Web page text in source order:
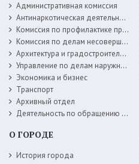
Административная комиссия
Антинаркотическая деятельность
Комиссия по профилактике правонарушений
Комиссия по делам несовершеннолетних
Архитектура и градостроительство
Управление по делам наружной рекламы
Экономика и бизнес
Транспорт
Архивный отдел
Деятельность по обращению с животными без владельцев
О ГОРОДЕ
История города